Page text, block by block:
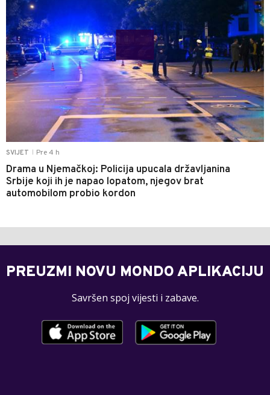
SVIJET Pre 4 h
Drama u Njemačkoj: Policija upucala državljanina
Srbije koji ih je napao lopatom, njegov brat
automobilom probio kordon
PREUZMI NOVU MONDO APLIKACIJU
Savršen spoj vijesti i zabave.